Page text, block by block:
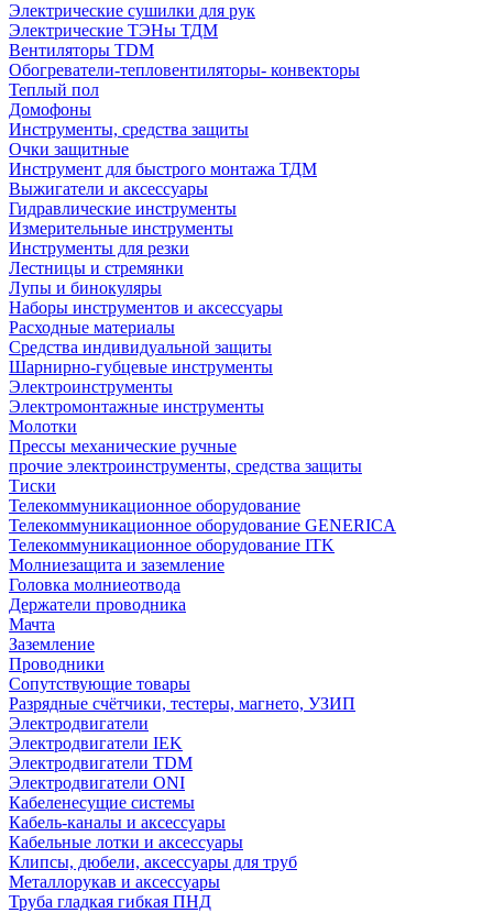
Электрические сушилки для рук
Электрические ТЭНы ТДМ
Вентиляторы TDM
Обогреватели-тепловентиляторы- конвекторы
Теплый пол
Домофоны
Инструменты, средства защиты
Очки защитные
Инструмент для быстрого монтажа ТДМ
Выжигатели и аксессуары
Гидравлические инструменты
Измерительные инструменты
Инструменты для резки
Лестницы и стремянки
Лупы и бинокуляры
Наборы инструментов и аксессуары
Расходные материалы
Средства индивидуальной защиты
Шарнирно-губцевые инструменты
Электроинструменты
Электромонтажные инструменты
Молотки
Прессы механические ручные
прочие электроинструменты, средства защиты
Тиски
Телекоммуникационное оборудование
Телекоммуникационное оборудование GENERICA
Телекоммуникационное оборудование ITK
Молниезащита и заземление
Головка молниеотвода
Держатели проводника
Мачта
Заземление
Проводники
Сопутствующие товары
Разрядные счётчики, тестеры, магнето, УЗИП
Электродвигатели
Электродвигатели IEK
Электродвигатели TDM
Электродвигатели ONI
Кабеленесущие системы
Кабель-каналы и аксессуары
Кабельные лотки и аксессуары
Клипсы, дюбели, аксессуары для труб
Металлорукав и аксессуары
Труба гладкая гибкая ПНД